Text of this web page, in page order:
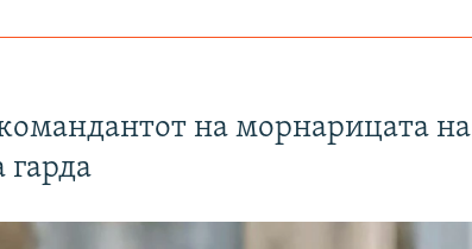
на морнарицата на
гарда